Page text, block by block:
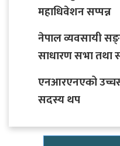
महाधिवेशन सप्पन्न
नेपाल व्यवसायी
साधारण सभा तथा
एनआरएनएको
सदस्य थप